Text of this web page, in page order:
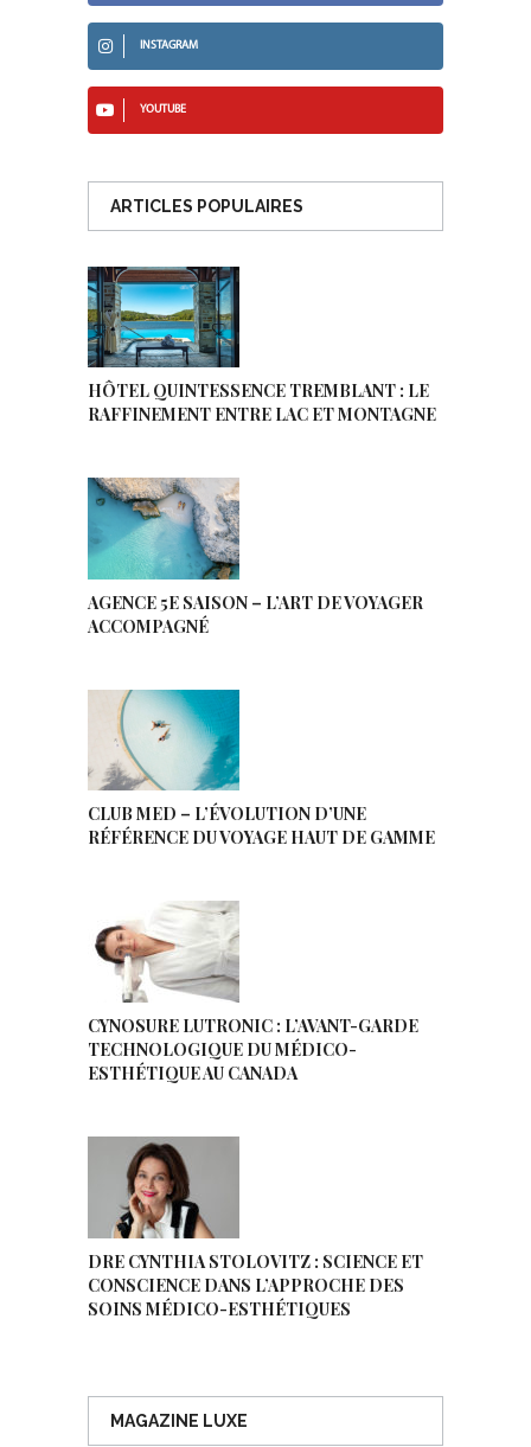
INSTAGRAM
YOUTUBE
ARTICLES POPULAIRES
HÔTEL QUINTESSENCE TREMBLANT : LE
RAFFINEMENT ENTRE LAC ET MONTAGNE
AGENCE 5E SAISON – L’ART DE VOYAGER
ACCOMPAGNÉ
CLUB MED – L’ÉVOLUTION D’UNE
RÉFÉRENCE DU VOYAGE HAUT DE GAMME
CYNOSURE LUTRONIC : L’AVANT-GARDE
TECHNOLOGIQUE DU MÉDICO-
ESTHÉTIQUE AU CANADA
DRE CYNTHIA STOLOVITZ : SCIENCE ET
CONSCIENCE DANS L’APPROCHE DES
SOINS MÉDICO-ESTHÉTIQUES
MAGAZINE LUXE